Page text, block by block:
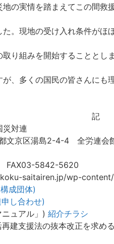
の実情を踏まえてこの間救
。現地の受け入れ条件がほ
り組みを開始することとし
、多くの国民の皆さんにも
対連
区湯島2-4-4 全労連会館
5842-5620
saitairen.jp/wp-
成団体)
し合わせ)
ュアル」) 紹介チラシ
支援法の抜本改正を求め